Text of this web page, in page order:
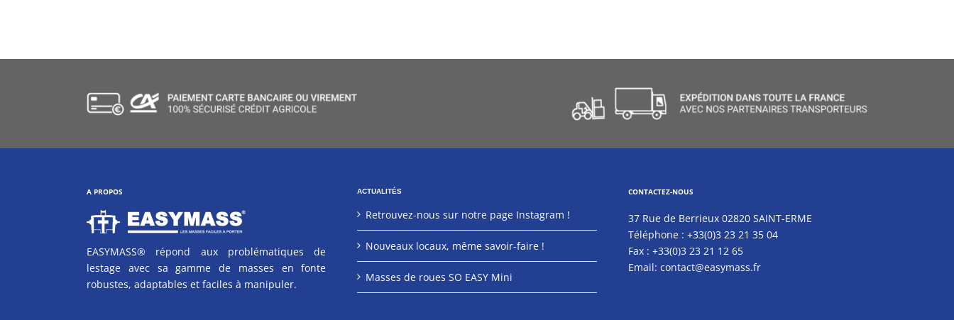
A PROPOS
EASYMASS® répond aux problématiques de
lestage avec sa gamme de masses en fonte
robustes, adaptables et faciles à manipuler.
ACTUALITÉS
Retrouvez-nous sur notre page Instagram !
Nouveaux locaux, même savoir-faire !
Masses de roues SO EASY Mini
CONTACTEZ-NOUS
37 Rue de Berrieux 02820 SAINT-ERME
Téléphone : +33(0)3 23 21 35 04
Fax : +33(0)3 23 21 12 65
Email: contact@easymass.fr